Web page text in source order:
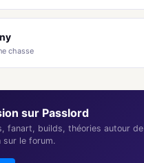
chasse
sur Passlord
fanart, builds, théories autour de
sur le forum.